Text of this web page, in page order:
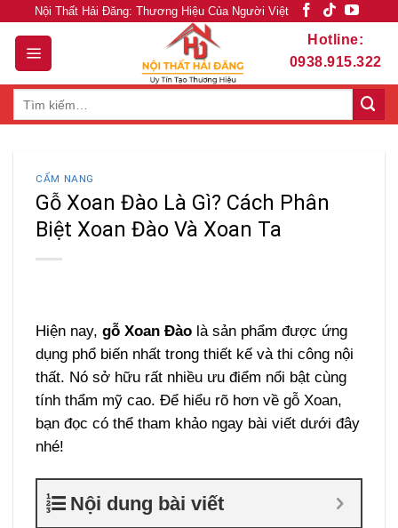
content
Nội Thất Hải Đăng: Thương Hiệu Của Người Việt
Hotline:
0938.915.322
CẨM NANG
Gỗ Xoan Đào Là Gì? Cách Phân
Biệt Xoan Đào Và Xoan Ta
Hiện nay,gỗ Xoan Đào là sản phẩm được ứng
dụng phổ biến nhất trong thiết kế và thi công nội
thất. Nó sở hữu rất nhiều ưu điểm nổi bật cùng
tính thẩm mỹ cao. Để hiểu rõ hơn về gỗ Xoan,
bạn đọc có thể tham khảo ngay bài viết dưới đây
nhé!
Nội dung bài viết